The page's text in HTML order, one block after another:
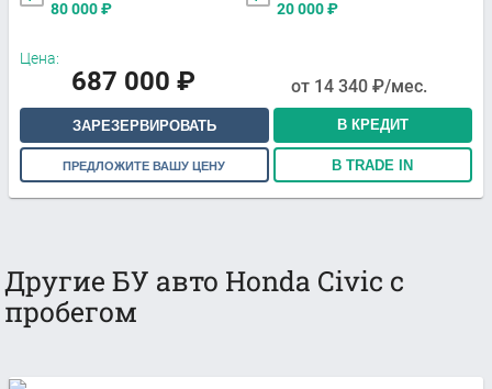
80 000₽
20 000₽
Цена:
687 000 ₽ от 14 340 ₽/мес.
ЗАРЕЗЕРВИРОВАТЬ В КРЕДИТ
ПРЕДЛОЖИТЕ ВАШУ ЦЕНУ В TRADE IN
Другие БУ авто Honda Civic с
пробегом